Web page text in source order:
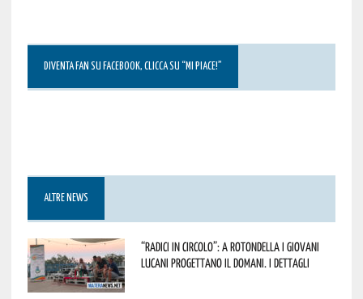
DIVENTA FAN SU FACEBOOK, CLICCA SU “MI PIACE!”
ALTRE NEWS
“Radici in Circolo”: a Rotondella i giovani
lucani progettano il domani. I dettagli